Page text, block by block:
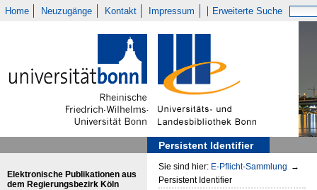
Home Neuzugänge Kontakt Impressum Erweiterte Suche
Persistent Identifier
Elektronische Publikationen aus
dem Regierungsbezirk Köln
Sie sind hier: E-Pflicht-Sammlung →
Persistent Identifier